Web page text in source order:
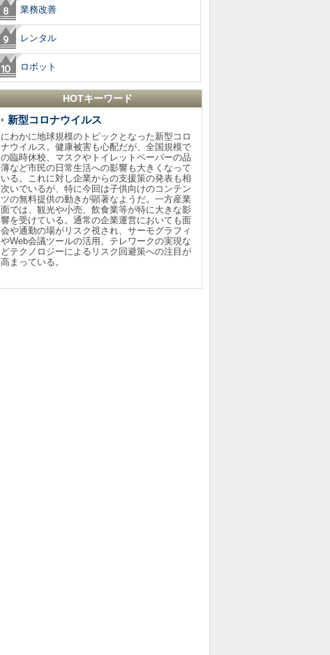
業務改善
レンタル
ロボット
HOTキーワード
新型コロナウイルス
にわかに地球規模のトピックとなった新型コロ
ナウイルス。健康被害も心配だが、全国規模で
の臨時休校、マスクやトイレットペーパーの品
薄など市民の日常生活への影響も大きくなって
いる。これに対し企業からの支援策の発表も相
次いでいるが、特に今回は子供向けのコンテン
ツの無料提供の動きが顕著なようだ。一方産業
面では、観光や小売、飲食業等が特に大きな影
響を受けている。通常の企業運営においても面
会や通勤の場がリスク視され、サーモグラフィ
やWeb会議ツールの活用、テレワークの実現な
どテクノロジーによるリスク回避策への注目が
高まっている。